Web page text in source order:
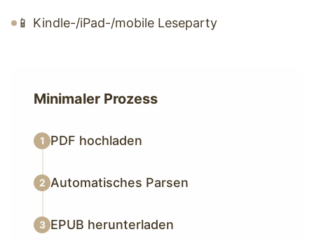
📱 Kindle-/iPad-/mobile Leseparty
Minimaler Prozess
1 PDF hochladen
2 Automatisches Parsen
3 EPUB herunterladen